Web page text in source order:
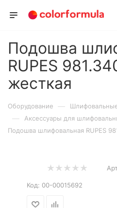
Подошва
RUPES
жесткая
Оборудование —
— Аксессуары для
Подошва шлифовальная RUPES
Код: 00-00015692